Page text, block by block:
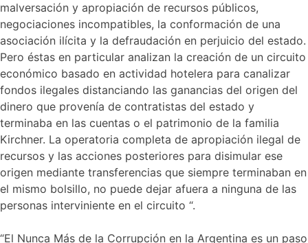
malversación y apropiación de recursos públicos,
negociaciones incompatibles, la conformación de una
asociación ilícita y la defraudación en perjuicio del estado.
Pero éstas en particular analizan la creación de un circuito
económico basado en actividad hotelera para canalizar
fondos ilegales distanciando las ganancias del origen del
dinero que provenía de contratistas del estado y
terminaba en las cuentas o el patrimonio de la familia
Kirchner. La operatoria completa de apropiación ilegal de
recursos y las acciones posteriores para disimular ese
origen mediante transferencias que siempre terminaban en
el mismo bolsillo, no puede dejar afuera a ninguna de las
personas interviniente en el circuito “.
“El Nunca Más de la Corrupción en la Argentina es un paso